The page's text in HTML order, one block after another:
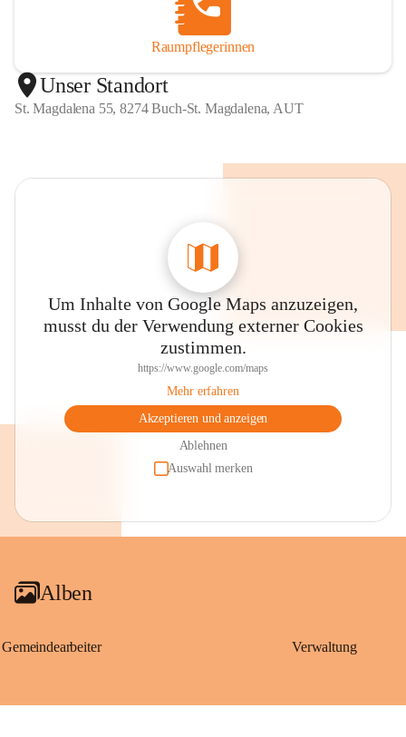
Raumpflegerinnen
Unser Standort
St. Magdalena 55, 8274 Buch-St. Magdalena, AUT
Um Inhalte von Google Maps anzuzeigen,
musst du der Verwendung externer Cookies
zustimmen.
https://www.google.com/maps
Mehr erfahren
Akzeptieren und anzeigen
Ablehnen
Auswahl merken
Alben
Gemeindearbeiter Verwaltung